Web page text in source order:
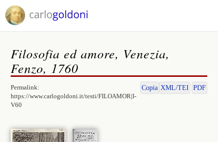
Filosofia ed amore, Venezia,
Fenzo, 1760
Permalink:
https://www.carlogoldoni.it/testi/FILOAMOR|I-
V60
Copia XML/TEI PDF